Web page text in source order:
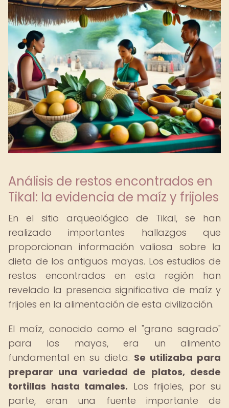
Análisis de restos encontrados en
Tikal: la evidencia de maíz y frijoles
En el sitio arqueológico de Tikal, se han
realizado importantes hallazgos que
proporcionan información valiosa sobre la
dieta de los antiguos mayas. Los estudios de
restos encontrados en esta región han
revelado la presencia significativa de maíz y
frijoles en la alimentación de esta civilización.
El maíz, conocido como el "grano sagrado"
para los mayas, era un alimento
fundamental en su dieta. Se utilizaba para
preparar una variedad de platos, desde
tortillas hasta tamales. Los frijoles, por su
parte, eran una fuente importante de